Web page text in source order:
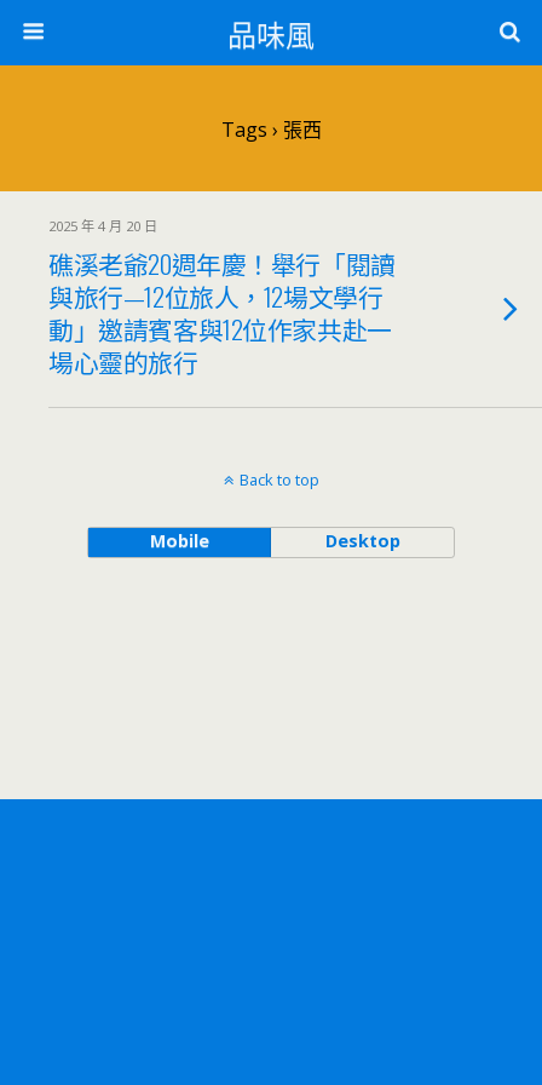
品味風
Tags › 張西
2025 年 4 月 20 日
礁溪老爺20週年慶！舉行「閱讀
與旅行—12位旅人，12場文學行
動」邀請賓客與12位作家共赴一
場心靈的旅行
Back to top
Mobile Desktop